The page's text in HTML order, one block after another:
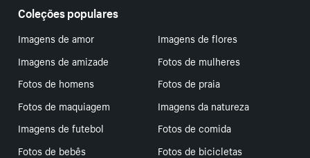
Coleções populares
Imagens de amor
Imagens de flores
Imagens de amizade
Fotos de mulheres
Fotos de homens
Fotos de praia
Fotos de maquiagem
Imagens da natureza
Imagens de futebol
Fotos de comida
Fotos de bebês
Fotos de bicicletas